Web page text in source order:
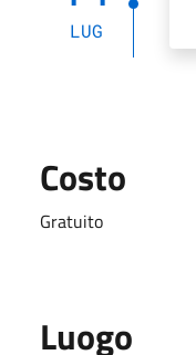
LUG
Costo
Gratuito
Luogo